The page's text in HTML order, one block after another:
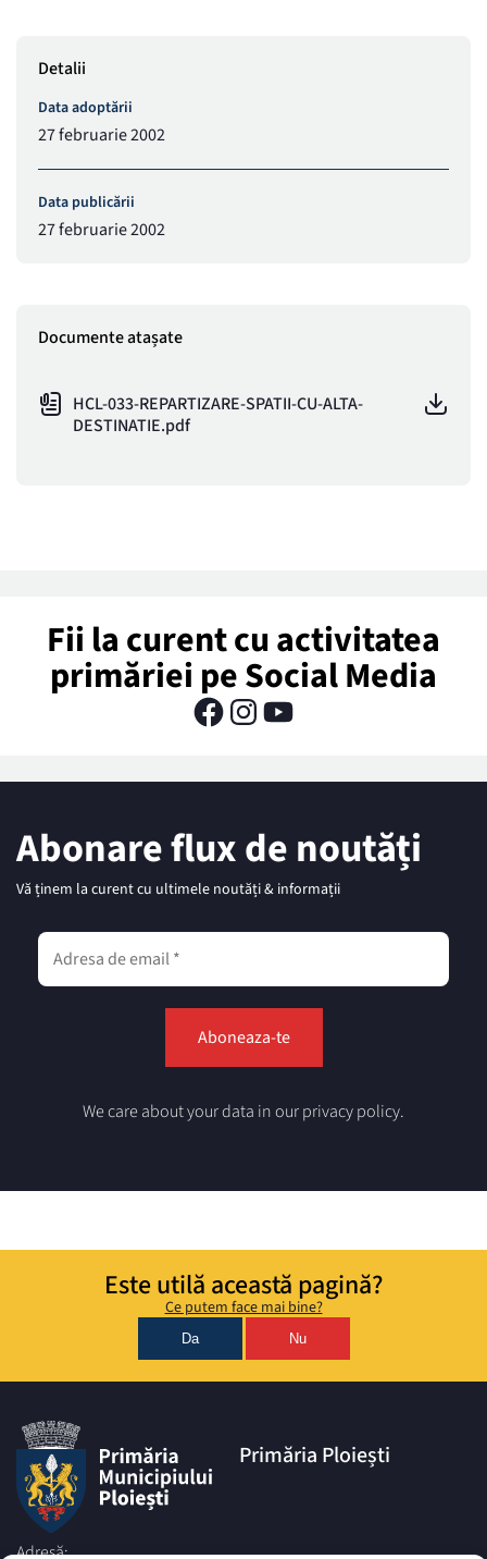
Detalii
Data adoptării
27 februarie 2002
Data publicării
27 februarie 2002
Documente atașate
HCL-033-REPARTIZARE-SPATII-CU-ALTA-
DESTINATIE.pdf
Fii la curent cu activitatea
primăriei pe Social Media
Abonare flux de noutăți
Vă ținem la curent cu ultimele noutăți & informații
We care about your data in our privacy policy.
Este utilă această pagină?
Ce putem face mai bine?
Da Nu
Adresă:
Primăria Ploiești